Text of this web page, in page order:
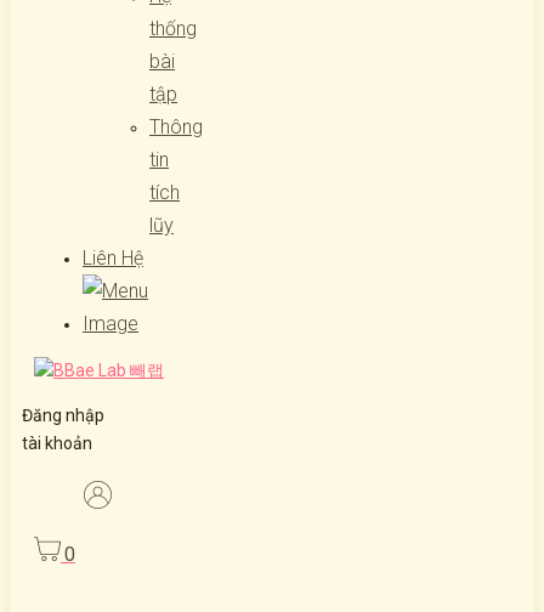
thống
bài
tập
Thông
tin
tích
lũy
Liên Hệ
Đăng nhập
tài khoản
0